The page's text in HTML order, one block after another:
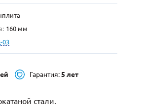
160 мм
03
Гарантия:5 лет
стали.